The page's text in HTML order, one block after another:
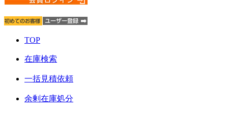
TOP
在庫検索
一括見積依頼
余剰在庫処分